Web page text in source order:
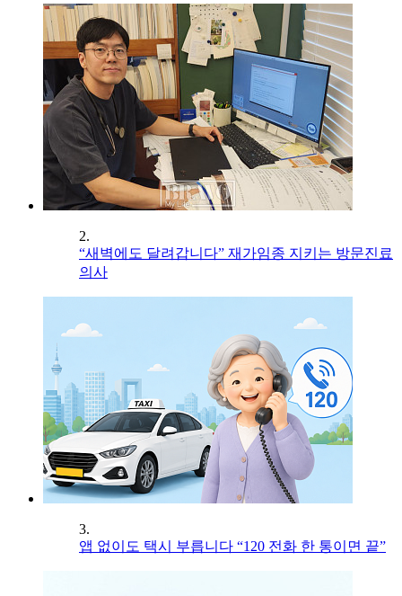
2.
“새벽에도 달려갑니다” 재가임종 지키는 방문진료
의사
3.
앱 없이도 택시 부릅니다 “120 전화 한 통이면 끝”